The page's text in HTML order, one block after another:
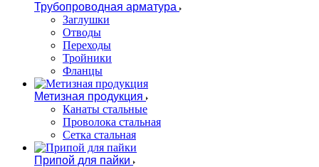
Трубопроводная арматура
Заглушки
Отводы
Переходы
Тройники
Фланцы
Метизная продукция
Канаты стальные
Проволока стальная
Сетка стальная
Припой для пайки